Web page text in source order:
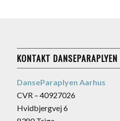
KONTAKT DANSEPARAPLYEN
DanseParaplyen Aarhus
CVR – 40927026
Hvidbjergvej 6